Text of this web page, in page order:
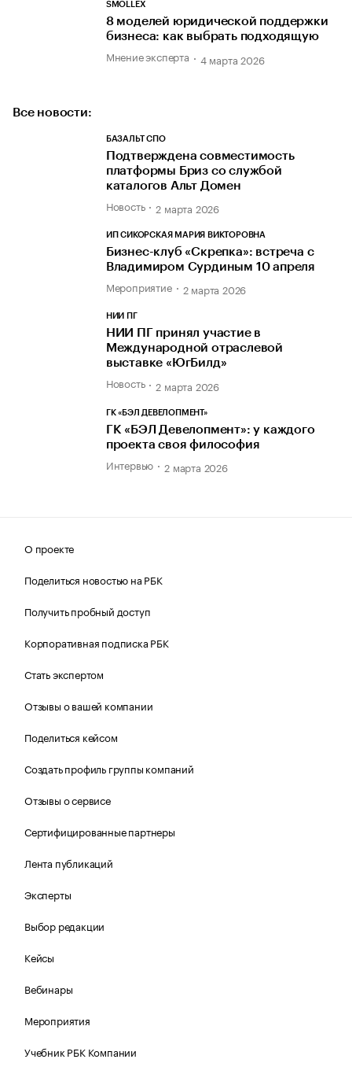
SMOLLEX
8 моделей юридической поддержки
бизнеса: как выбрать подходящую
Мнение эксперта 4 марта 2026
Все новости:
БАЗАЛЬТ СПО
Подтверждена совместимость
платформы Бриз со службой
каталогов Альт Домен
Новость 2 марта 2026
ИП СИКОРСКАЯ МАРИЯ ВИКТОРОВНА
Бизнес-клуб «Скрепка»: встреча с
Владимиром Сурдиным 10 апреля
Мероприятие 2 марта 2026
НИИ ПГ
НИИ ПГ принял участие в
Международной отраслевой
выставке «ЮгБилд»
Новость 2 марта 2026
ГК «БЭЛ ДЕВЕЛОПМЕНТ»
ГК «БЭЛ Девелопмент»: у каждого
проекта своя философия
Интервью 2 марта 2026
О проекте
Поделиться новостью на РБК
Получить пробный доступ
Корпоративная подписка РБК
Стать экспертом
Отзывы о вашей компании
Поделиться кейсом
Создать профиль группы компаний
Отзывы о сервисе
Сертифицированные партнеры
Лента публикаций
Эксперты
Выбор редакции
Кейсы
Вебинары
Мероприятия
Учебник РБК Компании